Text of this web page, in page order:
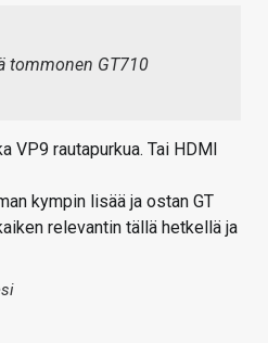
tommonen GT710
VP9 rautapurkua. Tai HDMI
kympin lisää ja ostan GT
relevantin tällä hetkellä ja